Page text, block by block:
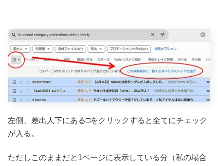
左側、差出人下にある□をクリックすると全てにチェック
が入る。
ただしこのままだと1ページに表示している分（私の場合